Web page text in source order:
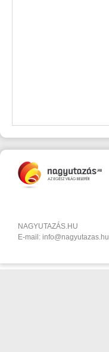
NAGYUTAZÁS.HU
E-mail: info@nagyutazas.hu